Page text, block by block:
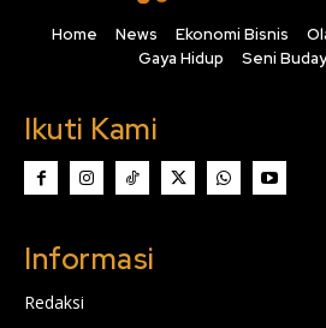
Home News Ekonomi Bisnis
Gaya Hidup
Seni
Ikuti Kami
Informasi
Redaksi